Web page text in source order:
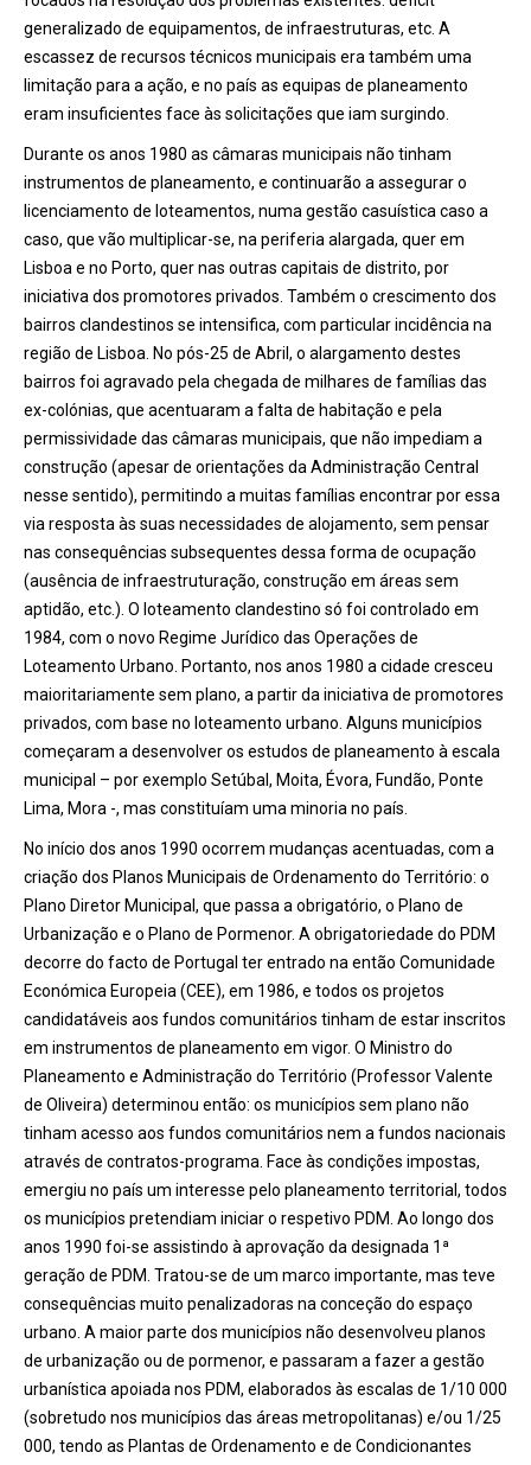
generalizado de equipamentos, de infraestruturas, etc. A
escassez de recursos técnicos municipais era também uma
limitação para a ação, e no país as equipas de planeamento
eram insuficientes face às solicitações que iam surgindo.
Durante os anos 1980 as câmaras municipais não tinham
instrumentos de planeamento, e continuarão a assegurar o
licenciamento de loteamentos, numa gestão casuística caso a
caso, que vão multiplicar-se, na periferia alargada, quer em
Lisboa e no Porto, quer nas outras capitais de distrito, por
iniciativa dos promotores privados. Também o crescimento dos
bairros clandestinos se intensifica, com particular incidência na
região de Lisboa. No pós-25 de Abril, o alargamento destes
bairros foi agravado pela chegada de milhares de famílias das
ex-colónias, que acentuaram a falta de habitação e pela
permissividade das câmaras municipais, que não impediam a
construção (apesar de orientações da Administração Central
nesse sentido), permitindo a muitas famílias encontrar por essa
via resposta às suas necessidades de alojamento, sem pensar
nas consequências subsequentes dessa forma de ocupação
(ausência de infraestruturação, construção em áreas sem
aptidão, etc.). O loteamento clandestino só foi controlado em
1984, com o novo Regime Jurídico das Operações de
Loteamento Urbano. Portanto, nos anos 1980 a cidade cresceu
maioritariamente sem plano, a partir da iniciativa de promotores
privados, com base no loteamento urbano. Alguns municípios
começaram a desenvolver os estudos de planeamento à escala
municipal – por exemplo Setúbal, Moita, Évora, Fundão, Ponte
Lima, Mora -, mas constituíam uma minoria no país.
No início dos anos 1990 ocorrem mudanças acentuadas, com a
criação dos Planos Municipais de Ordenamento do Território: o
Plano Diretor Municipal, que passa a obrigatório, o Plano de
Urbanização e o Plano de Pormenor. A obrigatoriedade do PDM
decorre do facto de Portugal ter entrado na então Comunidade
Económica Europeia (CEE), em 1986, e todos os projetos
candidatáveis aos fundos comunitários tinham de estar inscritos
em instrumentos de planeamento em vigor. O Ministro do
Planeamento e Administração do Território (Professor Valente
de Oliveira) determinou então: os municípios sem plano não
tinham acesso aos fundos comunitários nem a fundos nacionais
através de contratos-programa. Face às condições impostas,
emergiu no país um interesse pelo planeamento territorial, todos
os municípios pretendiam iniciar o respetivo PDM. Ao longo dos
anos 1990 foi-se assistindo à aprovação da designada 1ª
geração de PDM. Tratou-se de um marco importante, mas teve
consequências muito penalizadoras na conceção do espaço
urbano. A maior parte dos municípios não desenvolveu planos
de urbanização ou de pormenor, e passaram a fazer a gestão
urbanística apoiada nos PDM, elaborados às escalas de 1/10 000
(sobretudo nos municípios das áreas metropolitanas) e/ou 1/25
000, tendo as Plantas de Ordenamento e de Condicionantes